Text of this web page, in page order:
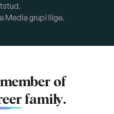
Media grupi liige.
of
family.